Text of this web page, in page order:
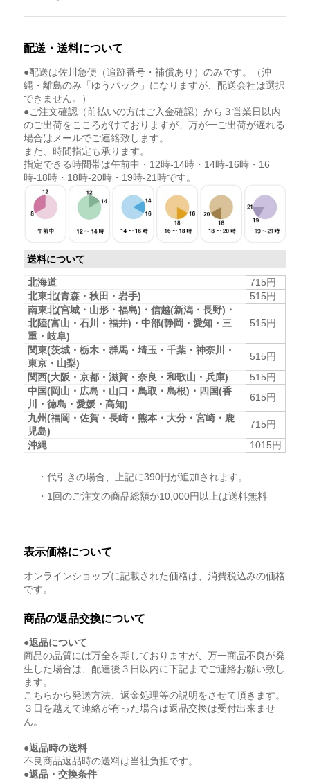
配送・送料について
●配送は佐川急便（追跡番号・補償あり）のみです。（沖
縄・離島のみ「ゆうパック」になりますが、配送会社は選択
できません。）
●ご注文確認（前払いの方はご入金確認）から３営業日以内
のご出荷をこころがけておりますが、万が一ご出荷が遅れる
場合はメールでご連絡致します。
また、時間指定も承ります。
指定できる時間帯は午前中・12時-14時・14時-16時・16
時-18時・18時-20時・19時-21時です。
送料について
北海道
715円
北東北(青森・秋田・岩手)
515円
南東北(宮城・山形・福島)・信越(新潟・長野)・
北陸(富山・石川・福井)・中部(静岡・愛知・三
重・岐阜)
515円
関東(茨城・栃木・群馬・埼玉・千葉・神奈川・
東京・山梨)
515円
関西(大阪・京都・滋賀・奈良・和歌山・兵庫)
515円
中国(岡山・広島・山口・鳥取・島根)・四国(香
川・徳島・愛媛・高知)
615円
九州(福岡・佐賀・長崎・熊本・大分・宮崎・鹿
児島)
715円
沖縄
1015円
・代引きの場合、上記に390円が追加されます。
・1回のご注文の商品総額が10,000円以上は送料無料
表示価格について
オンラインショップに記載された価格は、消費税込みの価格
です。
商品の返品交換について
●返品について
商品の品質には万全を期しておりますが、万一商品不良が発
生した場合は、配達後３日以内に下記までご連絡お願い致し
ます。
こちらから発送方法、返金処理等の説明をさせて頂きます。
３日を越えて連絡が有った場合は返品交換は受付出来ませ
ん。
●返品時の送料
不良商品返品時の送料は当社負担です。
●返品・交換条件